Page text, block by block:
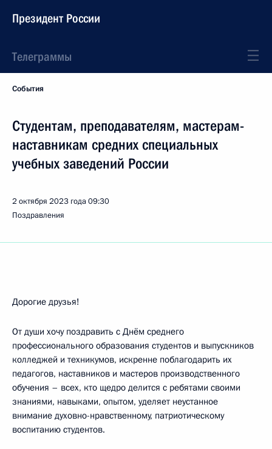
Президент России
Телеграммы
События
Студентам, преподавателям, мастерам-
наставникам средних специальных
учебных заведений России
2 октября 2023 года09:30
Поздравления
Дорогие друзья!
От души хочу поздравить с Днём среднего
профессионального образования студентов и выпускников
колледжей и техникумов, искренне поблагодарить их
педагогов, наставников и мастеров производственного
обучения – всех, кто щедро делится с ребятами своими
знаниями, навыками, опытом, уделяет неустанное
внимание духовно-нравственному, патриотическому
воспитанию студентов.